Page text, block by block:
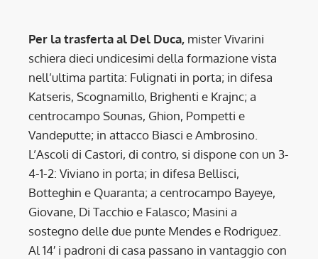
Per la trasferta al Del Duca, mister Vivarini
schiera dieci undicesimi della formazione vista
nell’ultima partita: Fulignati in porta; in difesa
Katseris, Scognamillo, Brighenti e Krajnc; a
centrocampo Sounas, Ghion, Pompetti e
Vandeputte; in attacco Biasci e Ambrosino.
L’Ascoli di Castori, di contro, si dispone con un 3-
4-1-2: Viviano in porta; in difesa Bellisci,
Botteghin e Quaranta; a centrocampo Bayeye,
Giovane, Di Tacchio e Falasco; Masini a
sostegno delle due punte Mendes e Rodriguez.
Al 14′ i padroni di casa passano in vantaggio con